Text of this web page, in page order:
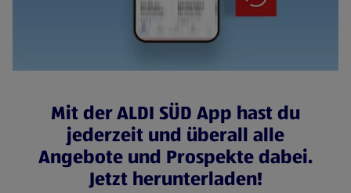
Mit der ALDI SÜD App hast du
jederzeit und überall alle
Angebote und Prospekte dabei.
Jetzt herunterladen!